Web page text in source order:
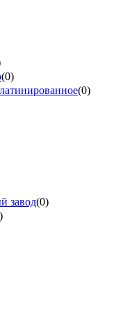
(0)
(0)
завод(0)
)